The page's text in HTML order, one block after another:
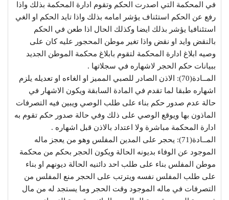
في المحكمة التي اصدرت الحكم وتقوم ادارة المحكمة بذلك واذا
رفع عن الحكم استئناف يؤشر امامه بذلك واذا تايد الحكم او الغي
استئنافيا يؤشر بذلك ايضا وكذلك الحال اذا طعن في الحكم
بالنقض وايد او نقض واذا تغير موطن المحجور عليه كان على
وصيه ابلاغ ادارة المحكمة لتقوم بابلاغ محكمة الموطن الجديد
ببيانات حكم الحجر لاشهاره في سجلاتها .
المــادة(70): الاذن الصادر للصبي المميز او الغاءه او تعديله يلزم
اشهاره طبقا لما تقدم في المادة السابقة ويكون الاشهار في
حالة عدم صدور حكم بناء على طلب الوصي ويبين فيه التصرفات
الماذون بها ويوقع الوصي على ذلك وفي حالة صدور حكم تقوم به
ادارة المحكمة مباشرة ولا اعتداد بالاذن قبل اشهاره .
المــادة(71): يحجر على المدين المفلس وهو من يعجز ماله
الموجود عن الوفاء بديونه الحالة ويكون الحجر بحكم من محكمة
موطن المفلس بناء على طلب احد دائنيه الحالة ديونهم او بناء
على طلب المفلس نفسه ويترتب على الحجر منع المفلس من
التصرفات في ماله الموجود وقت الحجر وما يستجد له من مال